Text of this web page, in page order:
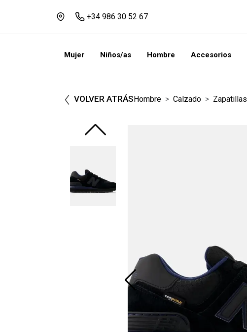
+34 986 30 52 67
Mujer Niños/as Hombre Accesorios
VOLVER ATRÁSHombre Calzado Zapatillas